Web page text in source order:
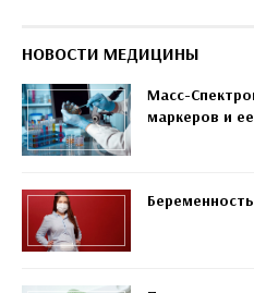
НОВОСТИ МЕДИЦИНЫ
Масс-
маркеров и